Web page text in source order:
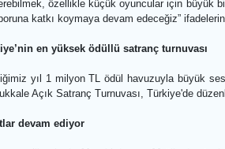
Denizli Büyükşehir Belediye Başkanı
buluşması anlamına geliyor. Bu
gösterebilmek, özellikle küçük oyuncular
ve sporuna katkı koymaya devam